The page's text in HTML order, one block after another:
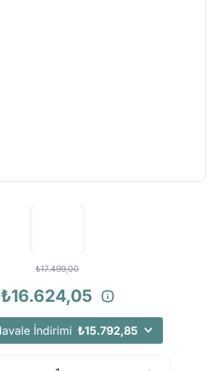
₺17.499,00
₺16.624,05
İndirimi ₺15.792,85